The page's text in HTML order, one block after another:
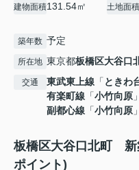
建物面積131.54㎡ 土地面積
築年数 予定
所在地 東京都板橋区大谷口
交通 東武東上線 「 ときわ
有楽町線 「小竹向原
副都心線 「小竹向原
板橋区大谷口北町 新
ポイント)